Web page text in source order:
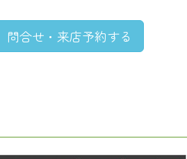
問合せ・来店予約する